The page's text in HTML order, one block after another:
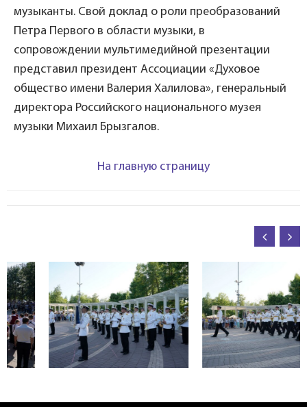
музыканты. Свой доклад о роли преобразований
Петра Первого в области музыки, в
сопровождении мультимедийной презентации
представил президент Ассоциации «Духовое
общество имени Валерия Халилова», генеральный
директора Российского национального музея
музыки Михаил Брызгалов.
На главную страницу